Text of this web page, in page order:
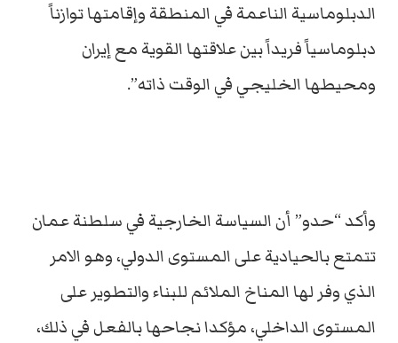
الدبلوماسية الناعمة في المنطقة وإقامتها توازناً
دبلوماسياً فريداً بين علاقتها القوية مع إيران
ومحيطها الخليجي في الوقت ذاته”.
وأكد “حدو” أن السياسة الخارجية في سلطنة عمان
تتمتع بالحيادية على المستوى الدولي، وهو الامر
الذي وفر لها المناخ الملائم للبناء والتطوير على
المستوى الداخلي، مؤكدا نجاحها بالفعل في ذلك،